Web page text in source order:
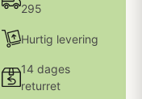
295
Hurtig levering
14 dages
returret